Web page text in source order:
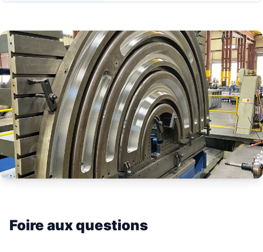
Foire aux questions